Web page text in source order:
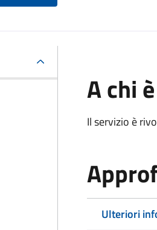
A chi
Il servizio è
Ulteriori